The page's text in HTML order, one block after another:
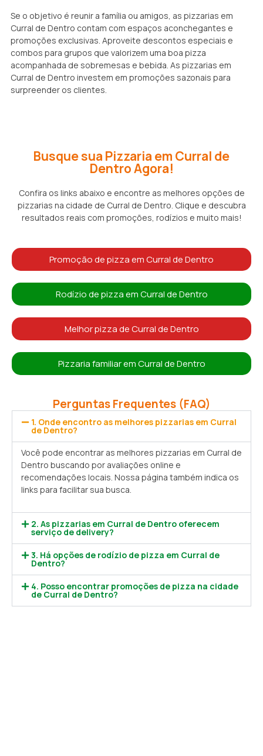
Se o objetivo é reunir a família ou amigos, as pizzarias em
Curral de Dentro contam com espaços aconchegantes e
promoções exclusivas. Aproveite descontos especiais e
combos para grupos que valorizem uma boa pizza
acompanhada de sobremesas e bebida. As pizzarias em
Curral de Dentro investem em promoções sazonais para
surpreender os clientes.
Busque sua Pizzaria em Curral de
Dentro Agora!
Confira os links abaixo e encontre as melhores opções de
pizzarias na cidade de Curral de Dentro. Clique e descubra
resultados reais com promoções, rodízios e muito mais!
Promoção de pizza em Curral de Dentro
Rodízio de pizza em Curral de Dentro
Melhor pizza de Curral de Dentro
Pizzaria familiar em Curral de Dentro
Perguntas Frequentes (FAQ)
1. Onde encontro as melhores pizzarias em Curral
de Dentro?
Você pode encontrar as melhores pizzarias em Curral de
Dentro buscando por avaliações online e
recomendações locais. Nossa página também indica os
links para facilitar sua busca.
2. As pizzarias em Curral de Dentro oferecem
serviço de delivery?
3. Há opções de rodízio de pizza em Curral de
Dentro?
4. Posso encontrar promoções de pizza na cidade
de Curral de Dentro?